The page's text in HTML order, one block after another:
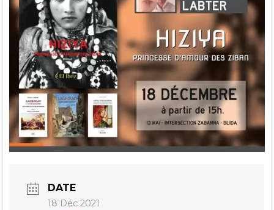
DATE
18 Déc 2021